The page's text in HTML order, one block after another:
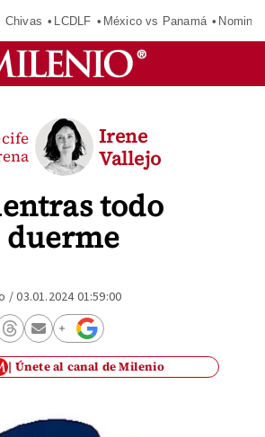
Chivas LCDLF México vs Panamá
todo
duerme
Irene
Vallejo
/03.01.2024 01:59:00
Únete al canal de Milenio